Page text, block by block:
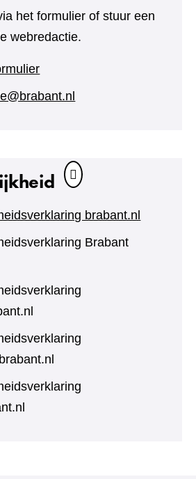
het formulier of stuur een
webredactie.
(verwijst
naar
brabant.nl
Brabant